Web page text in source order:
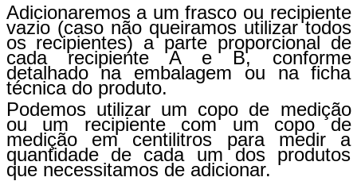
Adicionaremos a um frasco ou recipiente
vazio (caso não queiramos utilizar todos
os recipientes) a parte proporcional de
cada recipiente A e B, conforme
detalhado na embalagem ou na ficha
técnica do produto.
Podemos utilizar um copo de medição
ou um recipiente com um copo de
medição em centilitros para medir a
quantidade de cada um dos produtos
que necessitamos de adicionar.